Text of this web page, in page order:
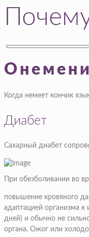
Когда немеет кончик
Диабет
Сахарный диабет
При обезболивании во
повышение кровяного
адаптацией организма
дней) и обычно не
органа. Ожог или